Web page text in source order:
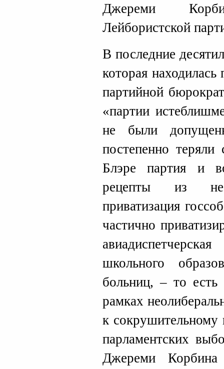
Джереми
Лейбористской
В последние
которая
партийной
«партии
не были
постепенно
Блэре партия и
рецепты из
приватизация
частично
школьного
больниц, – то есть
рамках
к
парламентских
Джереми